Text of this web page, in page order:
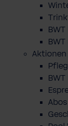
Aktionen
Abos